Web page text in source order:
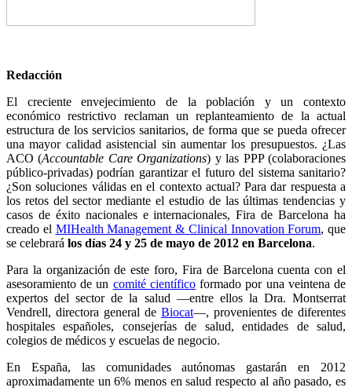
Redacción
El creciente envejecimiento de la población y un contexto
económico restrictivo reclaman un replanteamiento de la actual
estructura de los servicios sanitarios, de forma que se pueda ofrecer
una mayor calidad asistencial sin aumentar los presupuestos. ¿Las
ACO (Accountable Care Organizations) y las PPP (colaboraciones
público-privadas) podrían garantizar el futuro del sistema sanitario?
¿Son soluciones válidas en el contexto actual? Para dar respuesta a
los retos del sector mediante el estudio de las últimas tendencias y
casos de éxito nacionales e internacionales, Fira de Barcelona ha
creado el MIHealth Management & Clinical Innovation Forum, que
se celebrará los días 24 y 25 de mayo de 2012 en Barcelona.
Para la organización de este foro, Fira de Barcelona cuenta con el
asesoramiento de un comité científicoformado por una veintena de
expertos del sector de la salud —entre ellos la Dra. Montserrat
Vendrell, directora general de Biocat—, provenientes de diferentes
hospitales españoles, consejerías de salud, entidades de salud,
colegios de médicos y escuelas de negocio.
En España, las comunidades autónomas gastarán en 2012
aproximadamente un 6% menos en salud respecto al año pasado, es